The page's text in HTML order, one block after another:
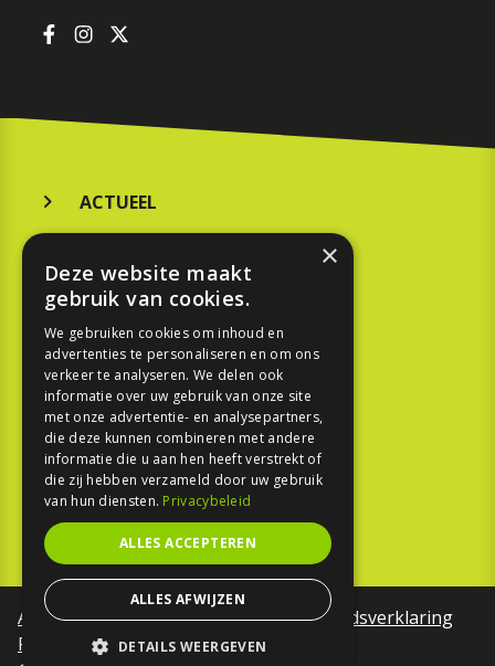
ACTUEEL
KOOPGIDS
TESTEN
SPORT
REPORTAGE
TOUREN
NIEUWSBRIEF
Algemene voorwaardenToegankelijkheidsverklaring
Privacy Policy
×
Deze website maakt
gebruik van cookies.
We gebruiken cookies om inhoud en
advertenties te personaliseren en om ons
verkeer te analyseren. We delen ook
informatie over uw gebruik van onze site
met onze advertentie- en analysepartners,
die deze kunnen combineren met andere
informatie die u aan hen heeft verstrekt of
die zij hebben verzameld door uw gebruik
van hun diensten. Privacybeleid
ALLES ACCEPTEREN
ALLES AFWIJZEN
DETAILS WEERGEVEN